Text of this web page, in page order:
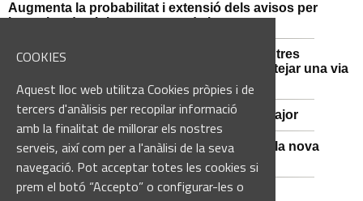
COOKIES
Aquest lloc web utilitza Cookies pròpies i de
tercers d'anàlisis per recopilar informació
amb la finalitat de millorar els nostres
serveis, així com per a l'anàlisi de la seva
navegació. Pot acceptar totes les cookies si
prem el botó “Accepto” o configurar-les o
Augmenta la probabilitat i extensió dels avisos per
intensitat de pluja aquesta tarda i vespre
Mossos d'Esquadra i Guàrdia Civil detenen tres
persones i n'investiguen una altra per sabotejar una via
fèrria al Bages
Viladordis es prepara per una nova Festa Major
Sant Vicenç de Castellet inicia les obres de la nova
comissaria de la Policia Local